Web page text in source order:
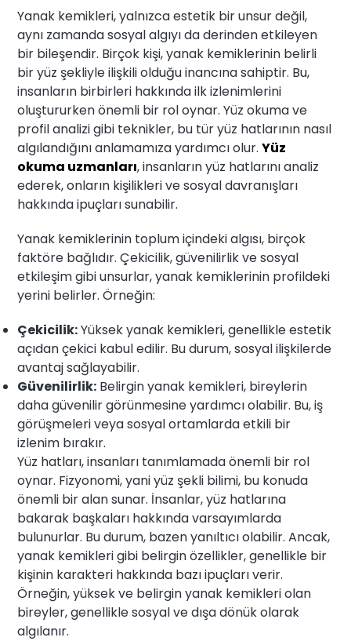
Yanak kemikleri, yalnızca estetik bir unsur değil,
aynı zamanda sosyal algıyı da derinden etkileyen
bir bileşendir. Birçok kişi, yanak kemiklerinin belirli
bir yüz şekliyle ilişkili olduğu inancına sahiptir. Bu,
insanların birbirleri hakkında ilk izlenimlerini
oluştururken önemli bir rol oynar. Yüz okuma ve
profil analizi gibi teknikler, bu tür yüz hatlarının nasıl
algılandığını anlamamıza yardımcı olur.Yüz
okuma uzmanları, insanların yüz hatlarını analiz
ederek, onların kişilikleri ve sosyal davranışları
hakkında ipuçları sunabilir.
Yanak kemiklerinin toplum içindeki algısı, birçok
faktöre bağlıdır. Çekicilik, güvenilirlik ve sosyal
etkileşim gibi unsurlar, yanak kemiklerinin profildeki
yerini belirler. Örneğin:
Çekicilik:Yüksek yanak kemikleri, genellikle estetik
açıdan çekici kabul edilir. Bu durum, sosyal ilişkilerde
avantaj sağlayabilir.
Güvenilirlik: Belirgin yanak kemikleri, bireylerin
daha güvenilir görünmesine yardımcı olabilir. Bu, iş
görüşmeleri veya sosyal ortamlarda etkili bir
izlenim bırakır.
Yüz hatları, insanları tanımlamada önemli bir rol
oynar. Fizyonomi, yani yüz şekli bilimi, bu konuda
önemli bir alan sunar. İnsanlar, yüz hatlarına
bakarak başkaları hakkında varsayımlarda
bulunurlar. Bu durum, bazen yanıltıcı olabilir. Ancak,
yanak kemikleri gibi belirgin özellikler, genellikle bir
kişinin karakteri hakkında bazı ipuçları verir.
Örneğin, yüksek ve belirgin yanak kemikleri olan
bireyler, genellikle sosyal ve dışa dönük olarak
algılanır.